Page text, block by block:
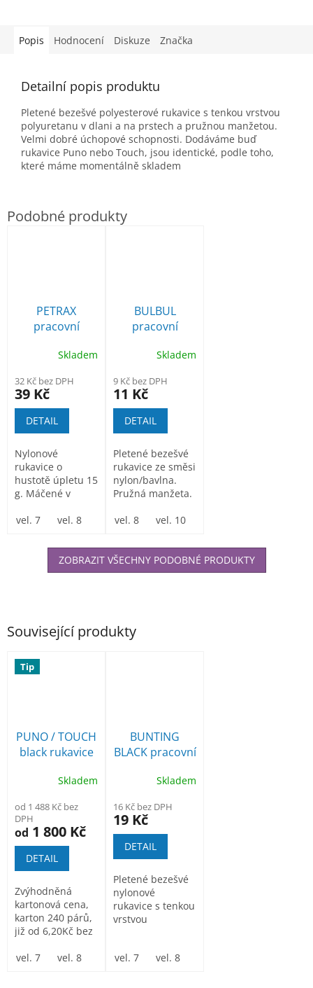
Související produkty
Tip
PUNO / TOUCH
black rukavice
á 6,20Kč bez
Skladem
od 1 488 Kč bez
DPH
od 1 800 Kč
DETAIL
Zvýhodněná
kartonová cena,
karton 240 párů,
již od 6,20Kč bez
bezešvé...
vel. 7 vel. 8 vel. 9 vel. 10
BUNTING
BLACK pracovní
povrstvené
Skladem
16 Kč bez DPH
19 Kč
DETAIL
Pletené bezešvé
nylonové
rukavice s tenkou
vrstvou
prstech a...
vel. 7 vel. 8
Popis Hodnocení Diskuze Značka
Detailní popis produktu
Pletené bezešvé polyesterové rukavice s tenkou vrstvou
polyuretanu v dlani a na prstech a pružnou manžetou.
Velmi dobré úchopové schopnosti. Dodáváme buď
rukavice Puno nebo Touch, jsou identické, podle toho,
které máme momentálně skladem
PETRAX
pracovní
polomáčené v
Skladem
32 Kč bez DPH
39 Kč
DETAIL
Nylonové
rukavice o
hustotě úpletu 15
g. Máčené v
Rukavice PETRAX
vel. 7 vel. 8 vel. 9 vel. 10
BULBUL
pracovní
bezešvé
Skladem
9 Kč bez DPH
11 Kč
DETAIL
Pletené bezešvé
rukavice ze směsi
nylon/bavlna.
Pružná manžeta.
vel. 8
vel. 10
ZOBRAZIT VŠECHNY PODOBNÉ PRODUKTY